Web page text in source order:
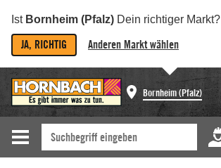
Ist Bornheim (Pfalz) Dein richtiger Markt?
JA, RICHTIG Anderen Markt wählen
Bornheim (Pfalz)